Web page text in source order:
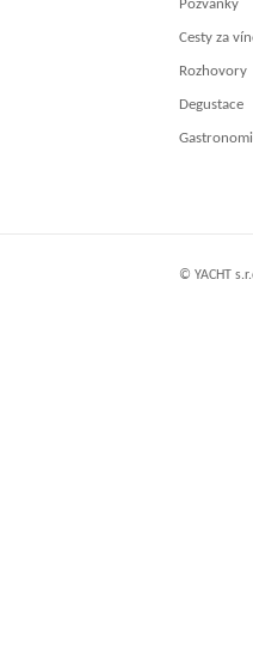
Pozvánky
Cesty za
Rozhovory
Degustace
© YACHT